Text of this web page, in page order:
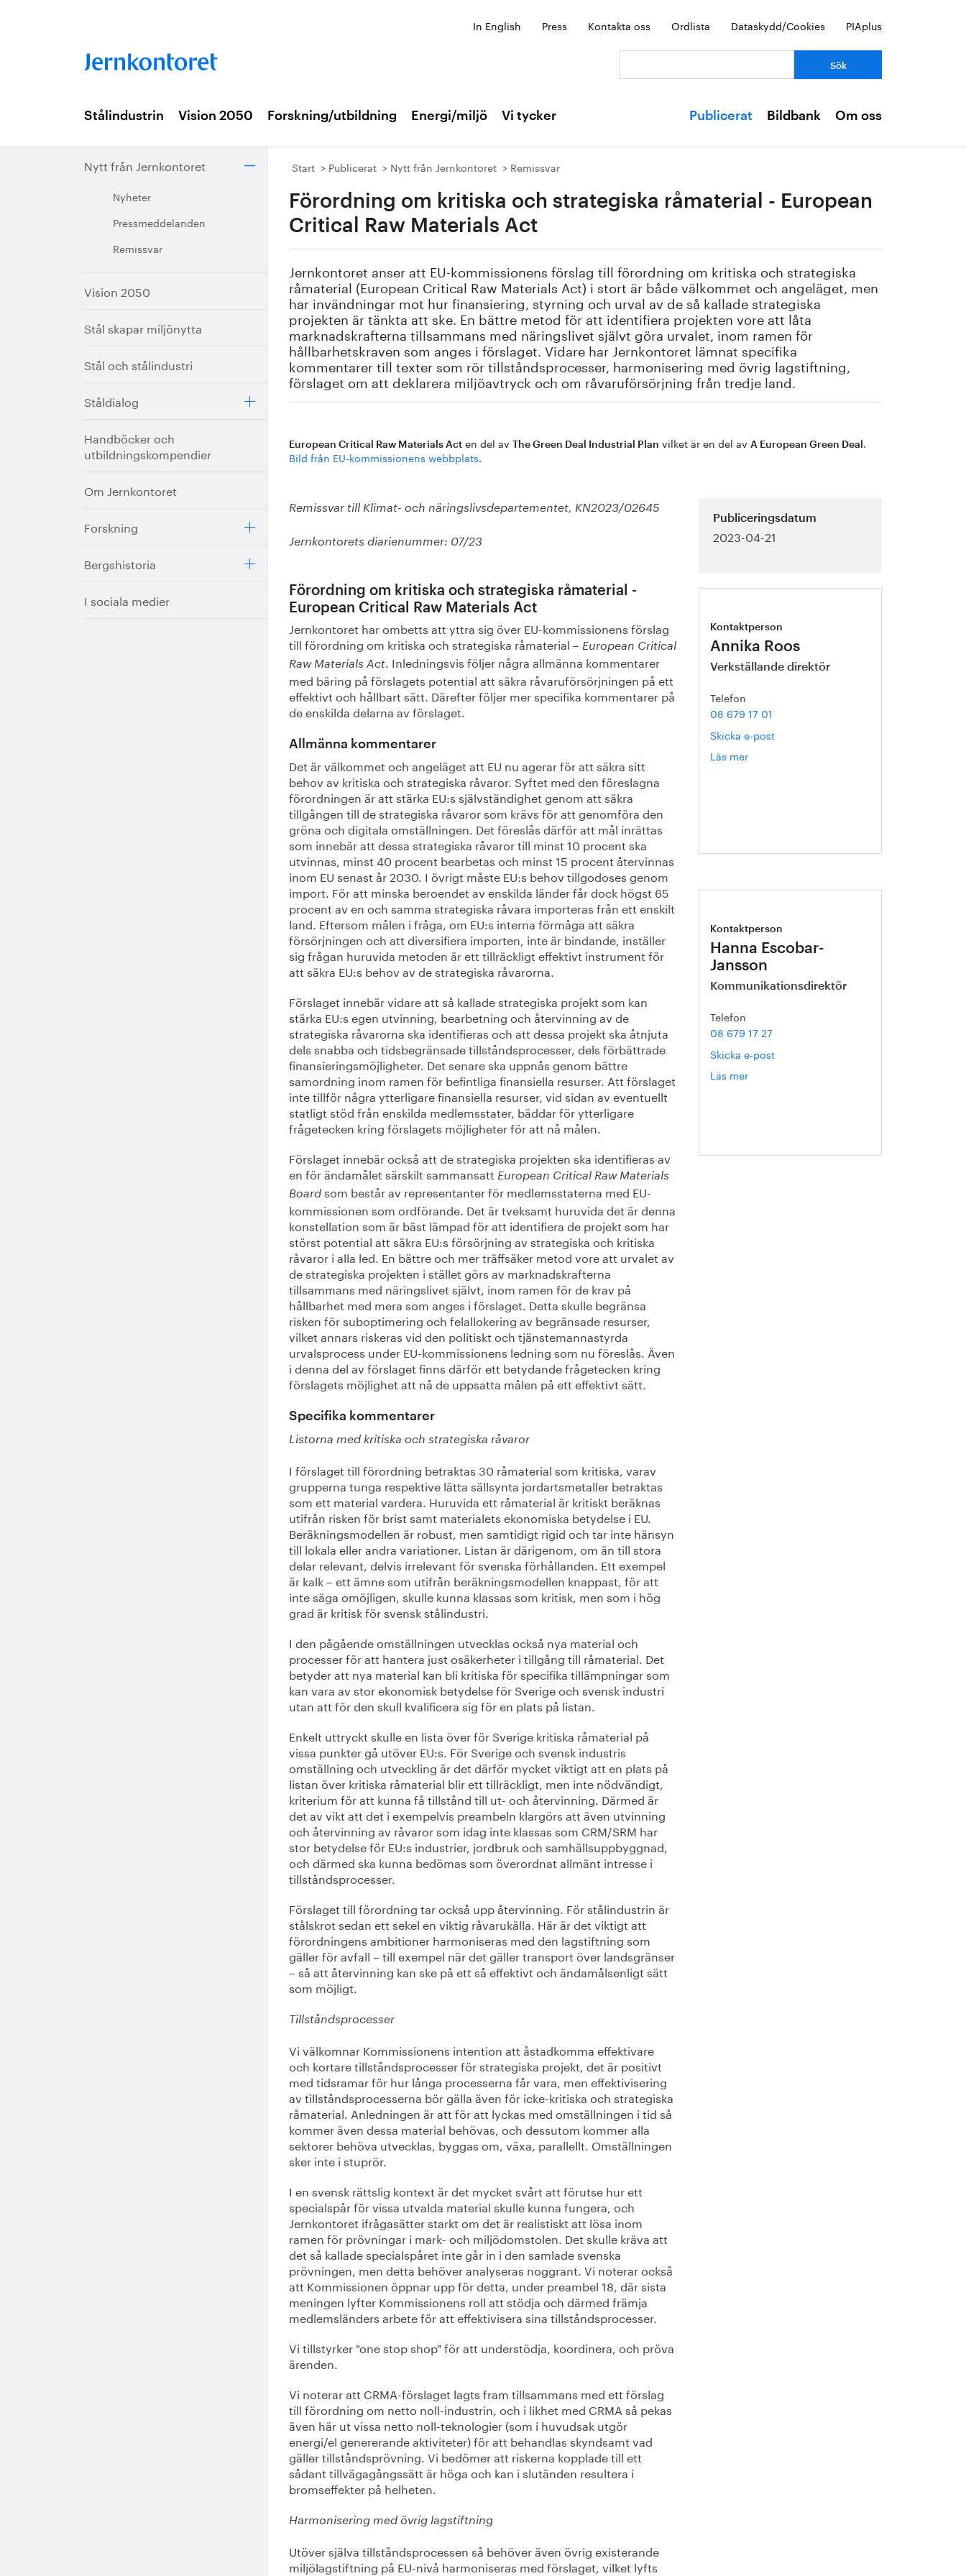
In English Press Kontakta oss Ordlista Dataskydd/Cookies PIAplus
Stålindustrin Vision 2050 Forskning/utbildning Energi/miljö Vi tycker Publicerat Bildbank Om oss
Nytt från Jernkontoret
Nyheter
Pressmeddelanden
Remissvar
Vision 2050
Stål skapar miljönytta
Stål och stålindustri
Ståldialog
Handböcker och
utbildningskompendier
Om Jernkontoret
Forskning
Bergshistoria
I sociala medier
Start Publicerat Nytt från Jernkontoret Remissvar
Förordning om kritiska och strategiska råmaterial - European
Critical Raw Materials Act
Jernkontoret anser att EU-kommissionens förslag till förordning om kritiska och strategiska
råmaterial (European Critical Raw Materials Act) i stort är både välkommet och angeläget, men
har invändningar mot hur finansiering, styrning och urval av de så kallade strategiska
projekten är tänkta att ske. En bättre metod för att identifiera projekten vore att låta
marknadskrafterna tillsammans med näringslivet självt göra urvalet, inom ramen för
hållbarhetskraven som anges i förslaget. Vidare har Jernkontoret lämnat specifika
kommentarer till texter som rör tillståndsprocesser, harmonisering med övrig lagstiftning,
förslaget om att deklarera miljöavtryck och om råvaruförsörjning från tredje land.
European Critical Raw Materials Act en del av The Green Deal Industrial Plan vilket är en del av A European Green Deal .
Bild från EU-kommissionens webbplats.
Remissvar till Klimat- och näringslivsdepartementet, KN2023/02645
Jernkontorets diarienummer: 07/23
Förordning om kritiska och strategiska råmaterial -
European Critical Raw Materials Act
Jernkontoret har ombetts att yttra sig över EU-kommissionens förslag
till förordning om kritiska och strategiska råmaterial – European Critical
Raw Materials Act. Inledningsvis följer några allmänna kommentarer
med bäring på förslagets potential att säkra råvaruförsörjningen på ett
effektivt och hållbart sätt. Därefter följer mer specifika kommentarer på
de enskilda delarna av förslaget.
Allmänna kommentarer
Det är välkommet och angeläget att EU nu agerar för att säkra sitt
behov av kritiska och strategiska råvaror. Syftet med den föreslagna
förordningen är att stärka EU:s självständighet genom att säkra
tillgången till de strategiska råvaror som krävs för att genomföra den
gröna och digitala omställningen. Det föreslås därför att mål inrättas
som innebär att dessa strategiska råvaror till minst 10 procent ska
utvinnas, minst 40 procent bearbetas och minst 15 procent återvinnas
inom EU senast år 2030. I övrigt måste EU:s behov tillgodoses genom
import. För att minska beroendet av enskilda länder får dock högst 65
procent av en och samma strategiska råvara importeras från ett enskilt
land. Eftersom målen i fråga, om EU:s interna förmåga att säkra
försörjningen och att diversifiera importen, inte är bindande, inställer
sig frågan huruvida metoden är ett tillräckligt effektivt instrument för
att säkra EU:s behov av de strategiska råvarorna.
Förslaget innebär vidare att så kallade strategiska projekt som kan
stärka EU:s egen utvinning, bearbetning och återvinning av de
strategiska råvarorna ska identifieras och att dessa projekt ska åtnjuta
dels snabba och tidsbegränsade tillståndsprocesser, dels förbättrade
finansieringsmöjligheter. Det senare ska uppnås genom bättre
samordning inom ramen för befintliga finansiella resurser. Att förslaget
inte tillför några ytterligare finansiella resurser, vid sidan av eventuellt
statligt stöd från enskilda medlemsstater, bäddar för ytterligare
frågetecken kring förslagets möjligheter för att nå målen.
Förslaget innebär också att de strategiska projekten ska identifieras av
en för ändamålet särskilt sammansatt European Critical Raw Materials
Board som består av representanter för medlemsstaterna med EU-
kommissionen som ordförande. Det är tveksamt huruvida det är denna
konstellation som är bäst lämpad för att identifiera de projekt som har
störst potential att säkra EU:s försörjning av strategiska och kritiska
råvaror i alla led. En bättre och mer träffsäker metod vore att urvalet av
de strategiska projekten i stället görs av marknadskrafterna
tillsammans med näringslivet självt, inom ramen för de krav på
hållbarhet med mera som anges i förslaget. Detta skulle begränsa
risken för suboptimering och felallokering av begränsade resurser,
vilket annars riskeras vid den politiskt och tjänstemannastyrda
urvalsprocess under EU-kommissionens ledning som nu föreslås. Även
i denna del av förslaget finns därför ett betydande frågetecken kring
förslagets möjlighet att nå de uppsatta målen på ett effektivt sätt.
Specifika kommentarer
Listorna med kritiska och strategiska råvaror
I förslaget till förordning betraktas 30 råmaterial som kritiska, varav
grupperna tunga respektive lätta sällsynta jordartsmetaller betraktas
som ett material vardera. Huruvida ett råmaterial är kritiskt beräknas
utifrån risken för brist samt materialets ekonomiska betydelse i EU.
Beräkningsmodellen är robust, men samtidigt rigid och tar inte hänsyn
till lokala eller andra variationer. Listan är därigenom, om än till stora
delar relevant, delvis irrelevant för svenska förhållanden. Ett exempel
är kalk – ett ämne som utifrån beräkningsmodellen knappast, för att
inte säga omöjligen, skulle kunna klassas som kritisk, men som i hög
grad är kritisk för svensk stålindustri.
I den pågående omställningen utvecklas också nya material och
processer för att hantera just osäkerheter i tillgång till råmaterial. Det
betyder att nya material kan bli kritiska för specifika tillämpningar som
kan vara av stor ekonomisk betydelse för Sverige och svensk industri
utan att för den skull kvalificera sig för en plats på listan.
Enkelt uttryckt skulle en lista över för Sverige kritiska råmaterial på
vissa punkter gå utöver EU:s. För Sverige och svensk industris
omställning och utveckling är det därför mycket viktigt att en plats på
listan över kritiska råmaterial blir ett tillräckligt, men inte nödvändigt,
kriterium för att kunna få tillstånd till ut- och återvinning. Därmed är
det av vikt att det i exempelvis preambeln klargörs att även utvinning
och återvinning av råvaror som idag inte klassas som CRM/SRM har
stor betydelse för EU:s industrier, jordbruk och samhällsuppbyggnad,
och därmed ska kunna bedömas som överordnat allmänt intresse i
tillståndsprocesser.
Förslaget till förordning tar också upp återvinning. För stålindustrin är
stålskrot sedan ett sekel en viktig råvarukälla. Här är det viktigt att
förordningens ambitioner harmoniseras med den lagstiftning som
gäller för avfall – till exempel när det gäller transport över landsgränser
– så att återvinning kan ske på ett så effektivt och ändamålsenligt sätt
som möjligt.
Tillståndsprocesser
Vi välkomnar Kommissionens intention att åstadkomma effektivare
och kortare tillståndsprocesser för strategiska projekt, det är positivt
med tidsramar för hur långa processerna får vara, men effektivisering
av tillståndsprocesserna bör gälla även för icke-kritiska och strategiska
råmaterial. Anledningen är att för att lyckas med omställningen i tid så
kommer även dessa material behövas, och dessutom kommer alla
sektorer behöva utvecklas, byggas om, växa, parallellt. Omställningen
sker inte i stuprör.
I en svensk rättslig kontext är det mycket svårt att förutse hur ett
specialspår för vissa utvalda material skulle kunna fungera, och
Jernkontoret ifrågasätter starkt om det är realistiskt att lösa inom
ramen för prövningar i mark- och miljödomstolen. Det skulle kräva att
det så kallade specialspåret inte går in i den samlade svenska
prövningen, men detta behöver analyseras noggrant. Vi noterar också
att Kommissionen öppnar upp för detta, under preambel 18, där sista
meningen lyfter Kommissionens roll att stödja och därmed främja
medlemsländers arbete för att effektivisera sina tillståndsprocesser.
Vi tillstyrker "one stop shop" för att understödja, koordinera, och pröva
ärenden.
Vi noterar att CRMA-förslaget lagts fram tillsammans med ett förslag
till förordning om netto noll-industrin, och i likhet med CRMA så pekas
även här ut vissa netto noll-teknologier (som i huvudsak utgör
energi/el genererande aktiviteter) för att behandlas skyndsamt vad
gäller tillståndsprövning. Vi bedömer att riskerna kopplade till ett
sådant tillvägagångssätt är höga och kan i slutänden resultera i
bromseffekter på helheten.
Harmonisering med övrig lagstiftning
Utöver själva tillståndsprocessen så behöver även övrig existerande
miljölagstiftning på EU-nivå harmoniseras med förslaget, vilket lyfts
Publiceringsdatum
2023-04-21
Kontaktperson
Annika Roos
Verkställande direktör
Telefon
08 679 17 01
Skicka e-post
Läs mer
Kontaktperson
Hanna Escobar-
Jansson
Kommunikationsdirektör
Telefon
08 679 17 27
Skicka e-post
Läs mer